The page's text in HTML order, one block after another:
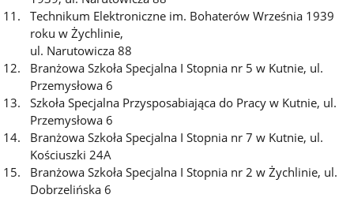
Technikum Elektroniczne im. Bohaterów Września 1939
roku w Żychlinie,
ul. Narutowicza 88
Branżowa Szkoła Specjalna I Stopnia nr 5 w Kutnie, ul.
Przemysłowa 6
Szkoła Specjalna Przysposabiająca do Pracy w Kutnie, ul.
Przemysłowa 6
Branżowa Szkoła Specjalna I Stopnia nr 7 w Kutnie, ul.
Kościuszki 24A
Branżowa Szkoła Specjalna I Stopnia nr 2 w Żychlinie, ul.
Dobrzelińska 6